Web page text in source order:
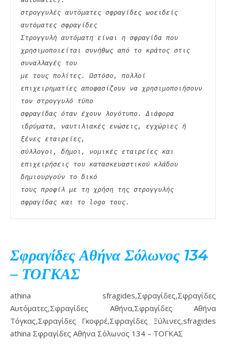
στρογγυλές αυτόματες σφραγίδες ωοειδείς
αυτόματες σφραγίδες
Στρογγυλή αυτόματη είναι η σφραγίδα που
χρησιμοποιείται συνήθως από το κράτος στις
συναλλαγές του
με τους πολίτες. Ωστόσο, πολλοί
επιχειρηματίες αποφασίζουν να χρησιμοποιήσουν
τον στρογγυλό τύπο
σφραγίδας όταν έχουν λογότυπο. Διάφορα
ιδρύματα, ναυτιλιακές ενώσεις, εγχώριες ή
ξένες εταιρείες,
σύλλογοι, δήμοι, νομικές εταιρείες και
επιχειρήσεις του κατασκευαστικού κλάδου
δημιουργούν το δικό
τους προφίλ με τη χρήση της στρογγυλής
σφραγίδας και το logo τους.
Σφραγίδες Αθήνα Σόλωνος 134
– ΤΟΓΚΑΣ
athina sfragides,Σφραγίδες,Σφραγίδες
Αυτόματες,Σφραγίδες Αθήνα,Σφραγίδες Αθήνα
Τόγκας,Σφραγίδες Γκοφρέ,Σφραγίδες Ξύλινες,sfragides
athina Σφραγίδες Αθήνα Σόλωνος 134 – ΤΟΓΚΑΣ